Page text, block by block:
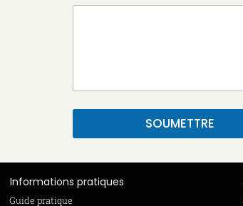
SOUMETTRE
Informations pratiques
Guide pratique